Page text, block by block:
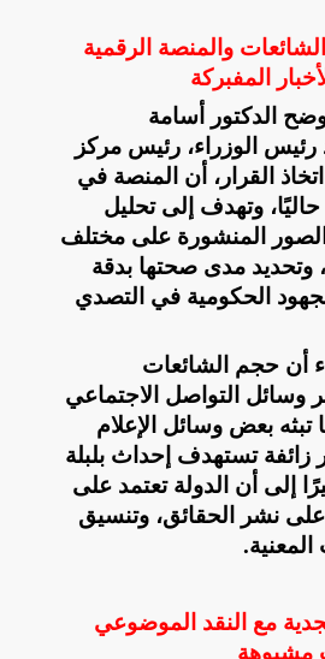
والمنصة الرقمية
المفبركة
الدكتور أسامة
الوزراء، رئيس مركز
القرار، أن المنصة في
حاليًا، وتهدف إلى تحليل
المنشورة على مختلف
وتحديد مدى صحتها بدقة
الحكومية في التصدي
أن حجم الشائعات
وسائل التواصل الاجتماعي
تبثه بعض وسائل الإعلام
زائفة تستهدف إحداث بلبلة
إلى أن الدولة تعتمد على
نشر الحقائق، وتنسيق
.
مع النقد الموضوعي
مشبوهة